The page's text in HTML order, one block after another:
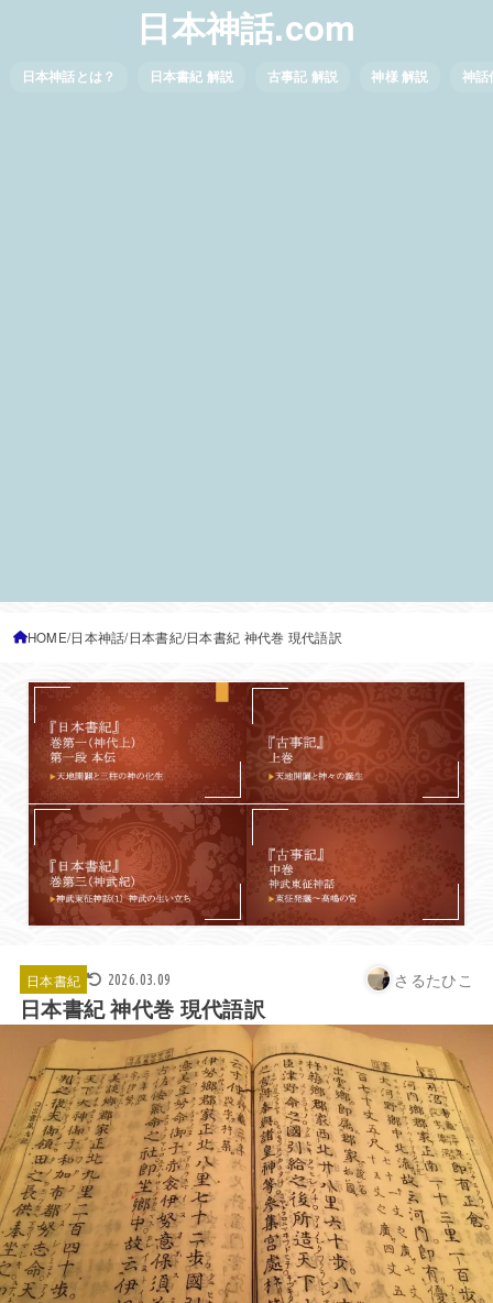
日本神話.com
日本神話とは？ 日本書紀 解説 古事記 解説 神様 解説 神話
HOME 日本神話 日本書紀 日本書紀 神代巻 現代語訳
日本書紀 2026.03.09 さるたひこ
日本書紀 神代巻 現代語訳